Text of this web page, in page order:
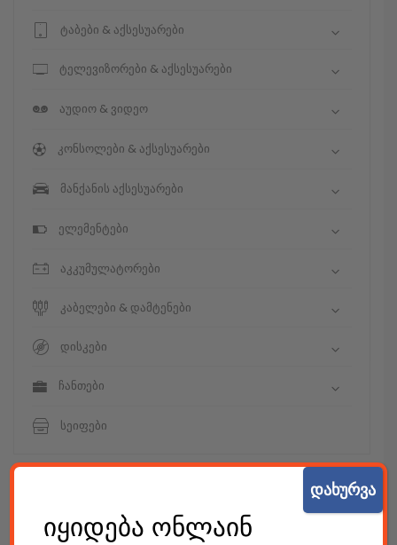
ტაბები & აქსესუარები
ტელევიზორები & აქსესუარები
აუდიო & ვიდეო
კონსოლები & აქსესუარები
მანქანის აქსესუარები
ელემენტები
აკკუმულატორები
კაბელები & დამტენები
დისკები
ჩანთები
სეიფები
S A L E
იყიდება ონლაინ
დახურვა